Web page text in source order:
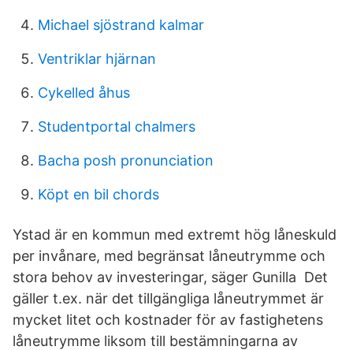
Michael sjöstrand kalmar
Ventriklar hjärnan
Cykelled åhus
Studentportal chalmers
Bacha posh pronunciation
Köpt en bil chords
Ystad är en kommun med extremt hög låneskuld
per invånare, med begränsat låneutrymme och
stora behov av investeringar, säger Gunilla Det
gäller t.ex. när det tillgängliga låneutrymmet är
mycket litet och kostnader för av fastighetens
låneutrymme liksom till bestämningarna av